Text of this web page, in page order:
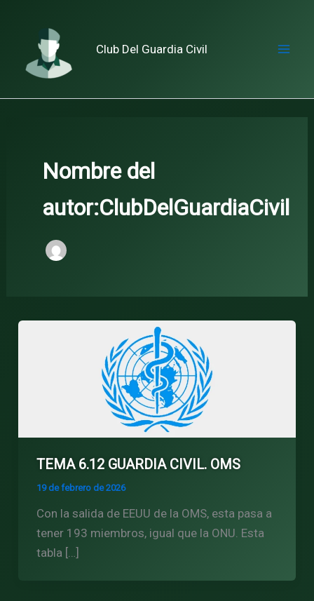
contenido
Club Del Guardia Civil
Nombre del
autor:ClubDelGuardiaCivil
TEMA 6.12 GUARDIA CIVIL. OMS
19 de febrero de 2026
Con la salida de EEUU de la OMS, esta pasa a
tener 193 miembros, igual que la ONU. Esta
tabla […]